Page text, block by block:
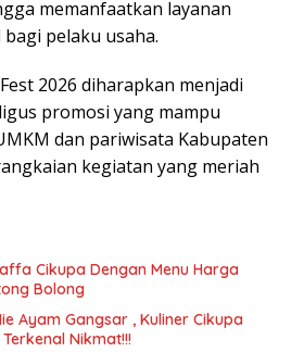
memanfaatkan layanan
pelaku usaha.
2026 diharapkan menjadi
promosi yang mampu
dan pariwisata Kabupaten
kegiatan yang meriah
Cikupa Dengan Menu Harga
Bolong
Ayam Gangsar , Kuliner Cikupa
Nikmat!!!